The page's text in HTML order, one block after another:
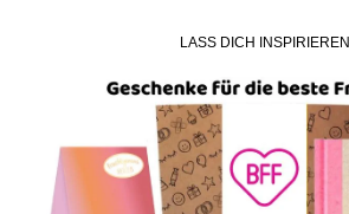
LASS DICH INSPIRIEREN